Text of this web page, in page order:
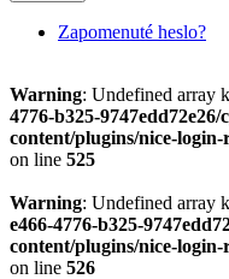
Zapomenuté heslo?
Warning: Undefined array
4776-b325-
content/plugins/nice-
on line 525
Warning: Undefined array
e466-4776-b325-
content/plugins/nice-
on line 526